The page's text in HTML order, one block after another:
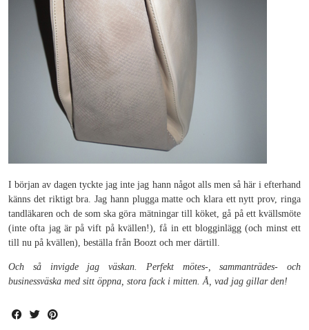
I början av dagen tyckte jag inte jag hann något alls men så här i efterhand
känns det riktigt bra. Jag hann plugga matte och klara ett nytt prov, ringa
tandläkaren och de som ska göra mätningar till köket, gå på ett kvällsmöte
(inte ofta jag är på vift på kvällen!), få in ett blogginlägg (och minst ett
till nu på kvällen), beställa från Boozt och mer därtill.
Och så invigde jag väskan. Perfekt mötes-, sammanträdes- och
businessväska med sitt öppna, stora fack i mitten. Å, vad jag gillar den!